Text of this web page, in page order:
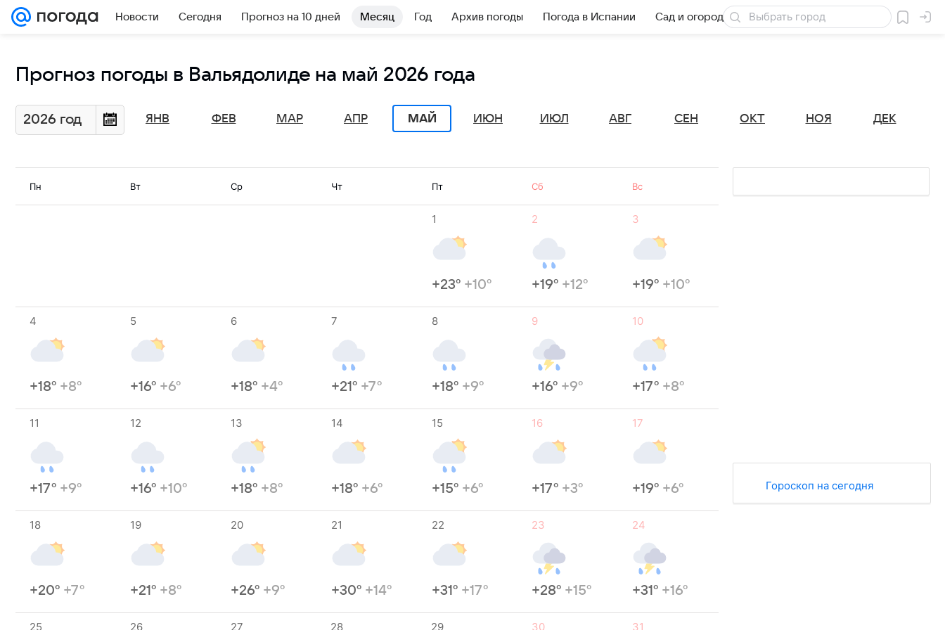
Новости Сегодня Прогноз на 10 дней Месяц Год Архив погоды Погода в Испании Сад и огород Товары для дачи
Прогноз погоды в Вальядолиде на май 2026 года
2026 год ЯНВ ФЕВ МАР АПР МАЙ ИЮН ИЮЛ АВГ СЕН ОКТ НОЯ ДЕК
Пн Вт Ср Чт Пт Сб Вс
1
+23° +10°
2
+19° +12°
3
+19° +10°
4
+18° +8°
5
+16° +6°
6
+18° +4°
7
+21° +7°
8
+18° +9°
9
+16° +9°
10
+17° +8°
11
+17° +9°
12
+16° +10°
13
+18° +8°
14
+18° +6°
15
+15° +6°
16
+17° +3°
17
+19° +6°
18
+20° +7°
19
+21° +8°
20
+26° +9°
21
+30° +14°
22
+31° +17°
23
+28° +15°
24
+31° +16°
25 26 27 28 29 30 31
Гороскоп на сегодня